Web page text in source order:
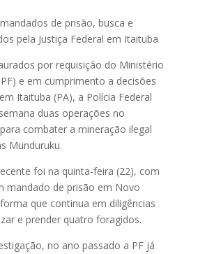
de prisão, busca e
pela Justiça Federal em Itaituba
por requisição do Ministério
e em cumprimento a decisões
Itaituba (PA), a Polícia Federal
duas operações no
combater a mineração ilegal
Munduruku.
foi na quinta-feira (22), com
mandado de prisão em Novo
que continua em diligências
e prender quatro foragidos.
no ano passado a PF já